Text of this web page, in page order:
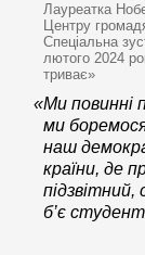
Лауреатка
Центру
Спеціальна
лютого 2024
триває»
«Ми повинні
ми
наш
країни, де
підзвітний,
б’є